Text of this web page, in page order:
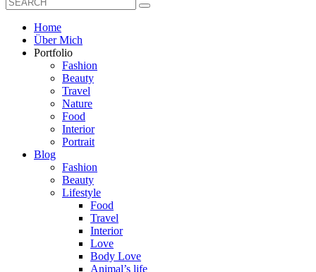
Home
Über Mich
Portfolio
Fashion
Beauty
Travel
Nature
Food
Interior
Portrait
Blog
Fashion
Beauty
Lifestyle
Food
Travel
Interior
Love
Body Love
Animal’s life